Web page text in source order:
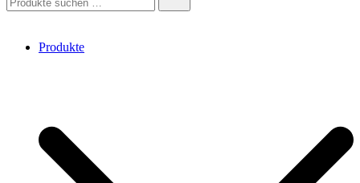
nach:
Produkte